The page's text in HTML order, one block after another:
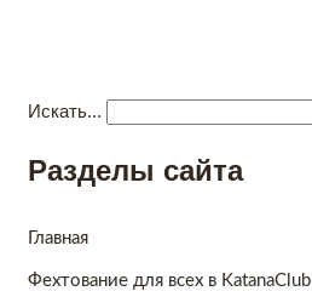
Искать...
Разделы сайта
Главная
Фехтование для всех в KatanaClub